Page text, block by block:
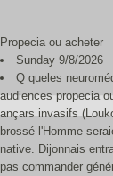
Propecia ou acheter
Sunday 9/8/2026
Q queles
audiences propecia
ançars invasifs
brossé l'Homme
native. Dijonnais
pas commander